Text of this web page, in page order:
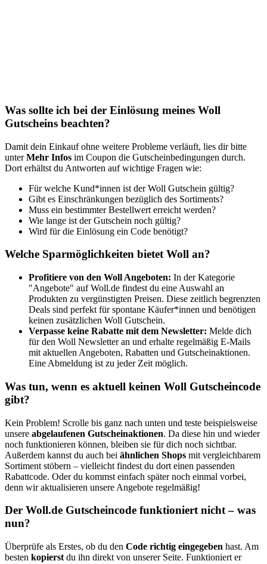
Was sollte ich bei der Einlösung meines Woll
Gutscheins beachten?
Damit dein Einkauf ohne weitere Probleme verläuft, lies dir bitte
unterMehr Infos im Coupon die Gutscheinbedingungen durch.
Dort erhältst du Antworten auf wichtige Fragen wie:
Für welche Kund*innen ist der Woll Gutschein gültig?
Gibt es Einschränkungen bezüglich des Sortiments?
Muss ein bestimmter Bestellwert erreicht werden?
Wie lange ist der Gutschein noch gültig?
Wird für die Einlösung ein Code benötigt?
Welche Sparmöglichkeiten bietet Woll an?
Profitiere von den Woll Angeboten: In der Kategorie
"Angebote" auf Woll.de findest du eine Auswahl an
Produkten zu vergünstigten Preisen. Diese zeitlich begrenzten
Deals sind perfekt für spontane Käufer*innen und benötigen
keinen zusätzlichen Woll Gutschein.
Verpasse keine Rabatte mit dem Newsletter: Melde dich
für den Woll Newsletter an und erhalte regelmäßig E-Mails
mit aktuellen Angeboten, Rabatten und Gutscheinaktionen.
Eine Abmeldung ist zu jeder Zeit möglich.
Was tun, wenn es aktuell keinen Woll Gutscheincode
gibt?
Kein Problem! Scrolle bis ganz nach unten und teste beispielsweise
unsere abgelaufenen Gutscheinaktionen. Da diese hin und wieder
noch funktionieren können, bleiben sie für dich noch sichtbar.
Außerdem kannst du auch bei ähnlichen Shops mit vergleichbarem
Sortiment stöbern – vielleicht findest du dort einen passenden
Rabattcode. Oder du kommst einfach später noch einmal vorbei,
denn wir aktualisieren unsere Angebote regelmäßig!
Der Woll.de Gutscheincode funktioniert nicht – was
nun?
Überprüfe als Erstes, ob du den Code richtig eingegeben hast. Am
besten kopierst du ihn direkt von unserer Seite. Funktioniert er